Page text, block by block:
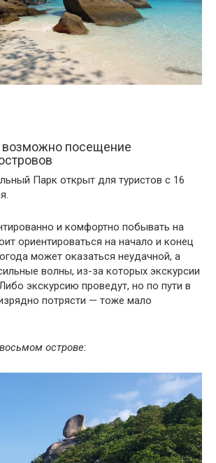
возможно посещение
Парк открыт для туристов с 16
и комфортно побывать на
ориентироваться на начало и конец
может оказаться неудачной, а
волны, из-за которых экскурсии
экскурсию проведут, но по пути в
потрясти — тоже мало
острове: